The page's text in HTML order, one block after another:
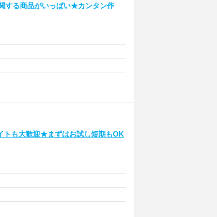
する商品がいっぱい★カンタン作
トも大歓迎★まずはお試し短期もOK